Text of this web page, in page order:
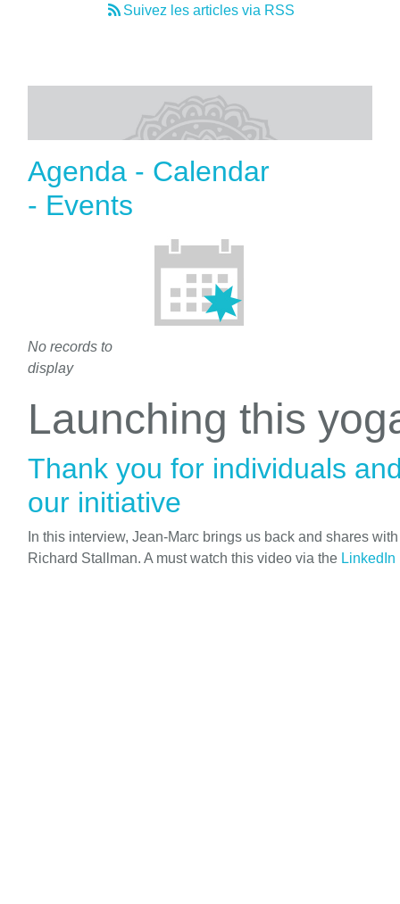
Suivez les articles via RSS
Agenda - Calendar
- Events
No records to
display
Launching this
Thank you for individuals
our initiative
In this interview, Jean-Marc brings us back and shares
Richard Stallman. A must watch this video via the LinkedIn